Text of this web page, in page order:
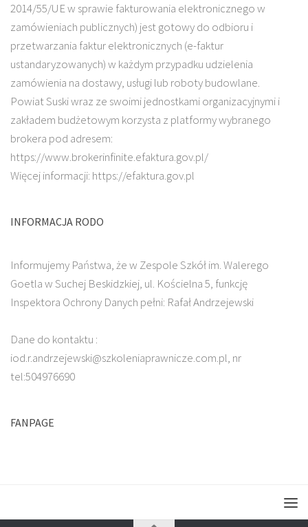
2014/55/UE w sprawie fakturowania elektronicznego w
zamówieniach publicznych) jest gotowy do odbioru i
przetwarzania faktur elektronicznych (e-faktur
ustandaryzowanych) w każdym przypadku udzielenia
zamówienia na dostawy, usługi lub roboty budowlane.
Powiat Suski wraz ze swoimi jednostkami organizacyjnymi i
zakładem budżetowym korzysta z platformy wybranego
brokera pod adresem:
https://www.brokerinfinite.efaktura.gov.pl/
Więcej informacji: https://efaktura.gov.pl
INFORMACJA RODO
Informujemy Państwa, że w Zespole Szkół im. Walerego
Goetla w Suchej Beskidzkiej, ul. Kościelna 5, funkcję
Inspektora Ochrony Danych pełni: Rafał Andrzejewski
Dane do kontaktu :
iod.r.andrzejewski@szkoleniaprawnicze.com.pl, nr
tel:504976690
FANPAGE